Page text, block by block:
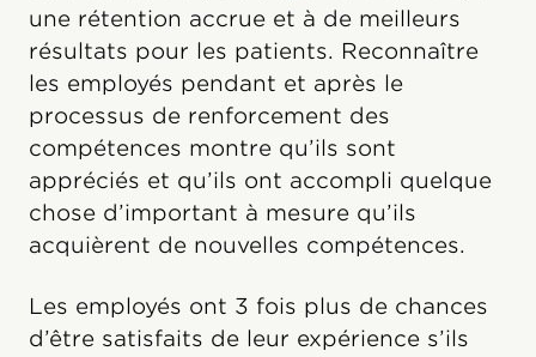
une rétention accrue et à de meilleurs
résultats pour les patients. Reconnaître
les employés pendant et après le
processus de renforcement des
compétences montre qu’ils sont
appréciés et qu’ils ont accompli quelque
chose d’important à mesure qu’ils
acquièrent de nouvelles compétences.
Les employés ont 3 fois plus de chances
d’être satisfaits de leur expérience s’ils